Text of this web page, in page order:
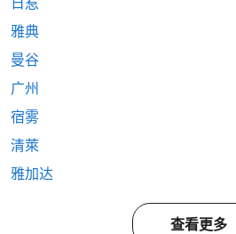
雅典
曼谷
广州
宿雾
清萊
雅加达
查看更多